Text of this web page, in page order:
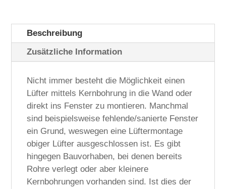
Beschreibung
Zusätzliche Information
Nicht immer besteht die Möglichkeit einen
Lüfter mittels Kernbohrung in die Wand oder
direkt ins Fenster zu montieren. Manchmal
sind beispielsweise fehlende/sanierte Fenster
ein Grund, weswegen eine Lüftermontage
obiger Lüfter ausgeschlossen ist. Es gibt
hingegen Bauvorhaben, bei denen bereits
Rohre verlegt oder aber kleinere
Kernbohrungen vorhanden sind. Ist dies der